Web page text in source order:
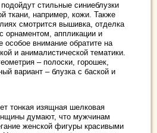
стильные синиеблузки
ткани, например, кожи. Также
смотрится вышивка, отделка
орнаментом, аппликации и
особое внимание обратите на
и анималистической тематики.
– полоски, горошек,
вариант – блузка с баской и
тонкая изящная шелковая
думают, что мужчинам
женской фигуры красивыми